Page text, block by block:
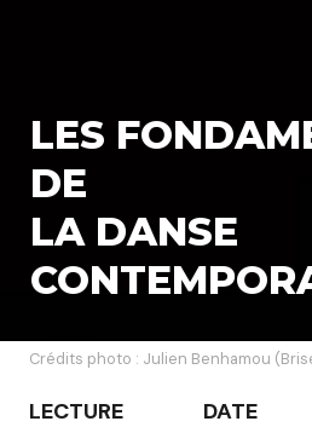
LES
DE
LA DANSE
Crédits photo : Julien Benhamou
LECTURE DATE